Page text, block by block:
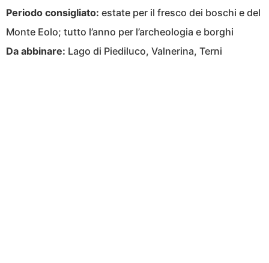
Periodo consigliato: estate per il fresco dei boschi e del
Monte Eolo; tutto l’anno per l’archeologia e borghi
Da abbinare: Lago di Piediluco, Valnerina, Terni